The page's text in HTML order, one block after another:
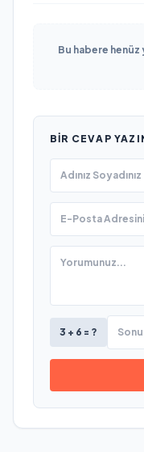
Bu habere henüz
BIR CEVAP
3 + 6 = ?